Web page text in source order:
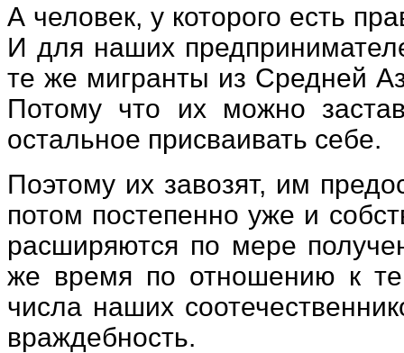
А человек, у которого есть
И для наших
те же мигранты из Средней
Потому что их можно
остальное присваивать себе.
Поэтому их завозят, им
потом постепенно уже и
расширяются по мере
же время по отношению к
числа наших
враждебность.